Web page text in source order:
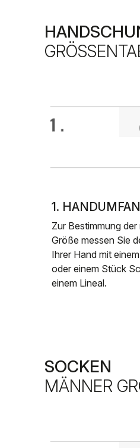
1.
Zur Bestimmung
Größe messen Sie
Ihrer Hand mit
oder einem Stück
einem Lineal.
SOCKEN
MÄNNER